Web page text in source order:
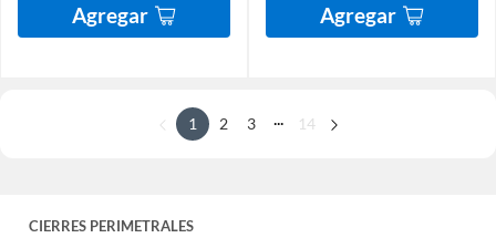
Agregar Agregar
1 2 3 ... 14
CIERRES PERIMETRALES